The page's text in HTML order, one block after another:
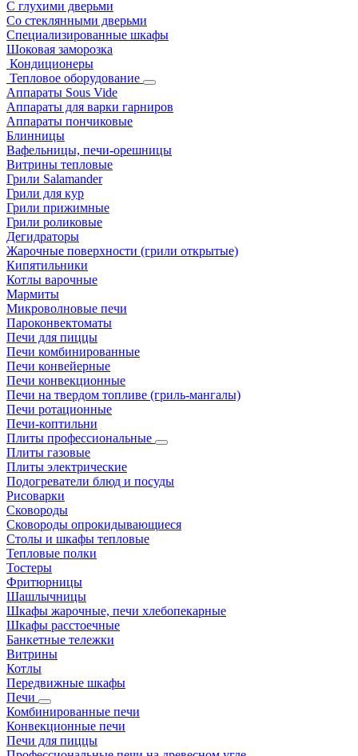
С глухими дверьми
Со стеклянными дверьми
Специализированные шкафы
Шоковая заморозка
Кондиционеры
Тепловое оборудование
Аппараты Sous Vide
Аппараты для варки гарниров
Аппараты пончиковые
Блинницы
Вафельницы, печи-орешницы
Витрины тепловые
Грили Salamander
Грили для кур
Грили прижимные
Грили роликовые
Дегидраторы
Жарочные поверхности (грили открытые)
Кипятильники
Котлы варочные
Мармиты
Микроволновые печи
Пароконвектоматы
Печи для пиццы
Печи комбинированные
Печи конвейерные
Печи конвекционные
Печи на твердом топливе (гриль-мангалы)
Печи ротационные
Печи-коптильни
Плиты профессиональные
Плиты газовые
Плиты электрические
Подогреватели блюд и посуды
Рисоварки
Сковороды
Сковороды опрокидывающиеся
Столы и шкафы тепловые
Тепловые полки
Тостеры
Фритюрницы
Шашлычницы
Шкафы жарочные, печи хлебопекарные
Шкафы расстоечные
Банкетные тележки
Витрины
Котлы
Передвижные шкафы
Печи
Комбинированные печи
Конвекционные печи
Печи для пиццы